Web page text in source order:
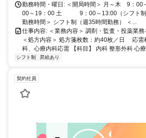
勤務時間・曜日: ＜開局時間＞ 月～木 9
00～19：00 土 9：00～13:00（シフト
勤務時間＞ シフト制（週35時間勤務） ＜...
仕事内容: ＜業務内容＞ 調剤・監査・投薬業務
＜処方内容＞ 処方箋枚数：約40枚／日 応
科、心療内科応需 【科目】 内科 整形外科 心
シフト制 昇給あり
契約社員